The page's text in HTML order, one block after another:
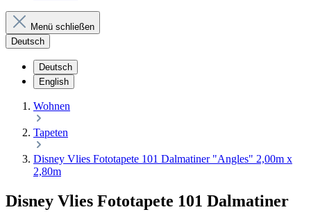
Menü schließen
Deutsch
Deutsch
English
Wohnen
Tapeten
Disney Vlies Fototapete 101 Dalmatiner "Angles" 2,00m x
2,80m
Disney Vlies Fototapete 101 Dalmatiner